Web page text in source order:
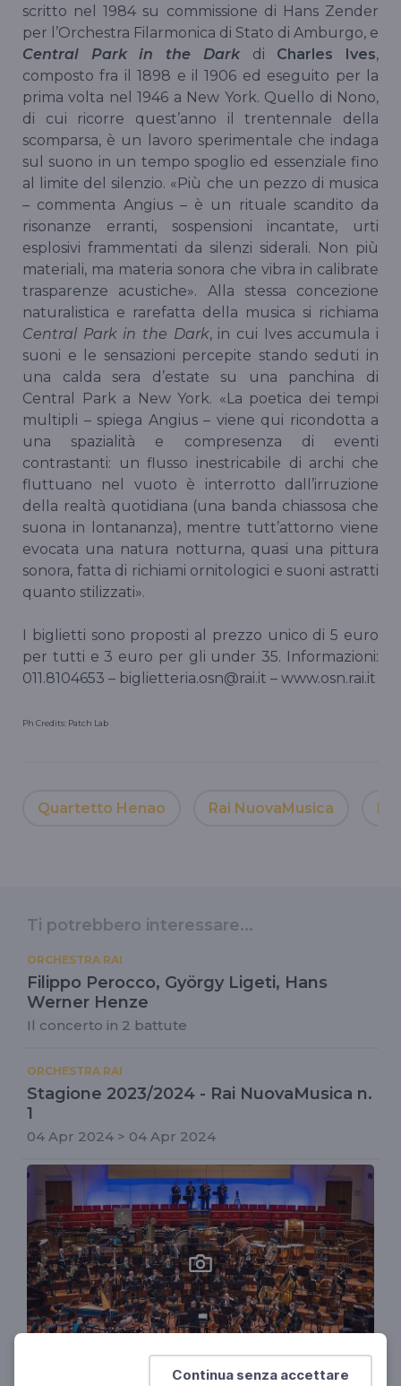
Continua senza accettare
scritto nel 1984 su commissione di Hans Zender
per l’Orchestra Filarmonica di Stato di Amburgo, e
Central Park in the Darkdi Charles Ives,
composto fra il 1898 e il 1906 ed eseguito per la
prima volta nel 1946 a New York. Quello di Nono,
di cui ricorre quest’anno il trentennale della
scomparsa, è un lavoro sperimentale che indaga
sul suono in un tempo spoglio ed essenziale fino
al limite del silenzio. «Più che un pezzo di musica
– commenta Angius – è un rituale scandito da
risonanze erranti, sospensioni incantate, urti
esplosivi frammentati da silenzi siderali. Non più
materiali, ma materia sonora che vibra in calibrate
trasparenze acustiche». Alla stessa concezione
naturalistica e rarefatta della musica si richiama
Central Park in the Dark, in cui Ives accumula i
suoni e le sensazioni percepite stando seduti in
una calda sera d’estate su una panchina di
Central Park a New York. «La poetica dei tempi
multipli – spiega Angius – viene qui ricondotta a
una spazialità e compresenza di eventi
contrastanti: un flusso inestricabile di archi che
fluttuano nel vuoto è interrotto dall’irruzione
della realtà quotidiana (una banda chiassosa che
suona in lontananza), mentre tutt’attorno viene
evocata una natura notturna, quasi una pittura
sonora, fatta di richiami ornitologici e suoni astratti
quanto stilizzati».
I biglietti sono proposti al prezzo unico di 5 euro
per tutti e 3 euro per gli under 35. Informazioni:
011.8104653 – biglietteria.osn@rai.it – www.osn.rai.it
Ph Credits: Patch Lab
Quartetto Henao Rai NuovaMusica
Ti potrebbero interessare...
ORCHESTRA RAI
Filippo Perocco, György Ligeti, Hans
Werner Henze
Il concerto in 2 battute
ORCHESTRA RAI
Stagione 2023/2024 - Rai NuovaMusica n.
1
04 Apr 2024 > 04 Apr 2024